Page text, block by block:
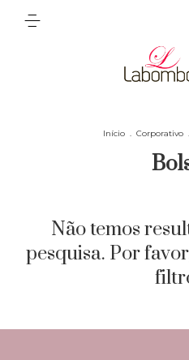
Início . Corporativo .
Não temos
pesquisa. Por